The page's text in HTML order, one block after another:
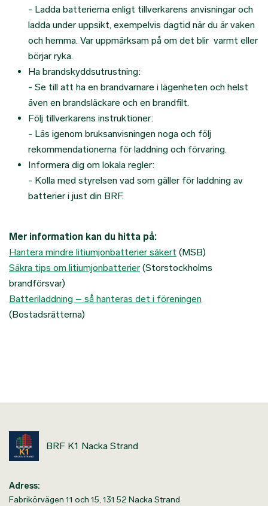
- Ladda batterierna enligt tillverkarens anvisningar och
ladda under uppsikt, exempelvis dagtid när du är vaken
och hemma. Var uppmärksam på om det blir varmt eller
börjar ryka.
Ha brandskyddsutrustning:
- Se till att ha en brandvarnare i lägenheten och helst
även en brandsläckare och en brandfilt.
Följ tillverkarens instruktioner:
- Läs igenom bruksanvisningen noga och följ
rekommendationerna för laddning och förvaring.
Informera dig om lokala regler:
- Kolla med styrelsen vad som gäller för laddning av
batterier i just din BRF.
Mer information kan du hitta på:
Hantera mindre litiumjonbatterier säkert (MSB)
Säkra tips om litiumjonbatterier(Storstockholms
brandförsvar)
Batteriladdning – så hanteras det i föreningen
(Bostadsrätterna)
BRF K1 Nacka Strand
Adress:
Fabrikörvägen 11 och 15, 131 52 Nacka Strand